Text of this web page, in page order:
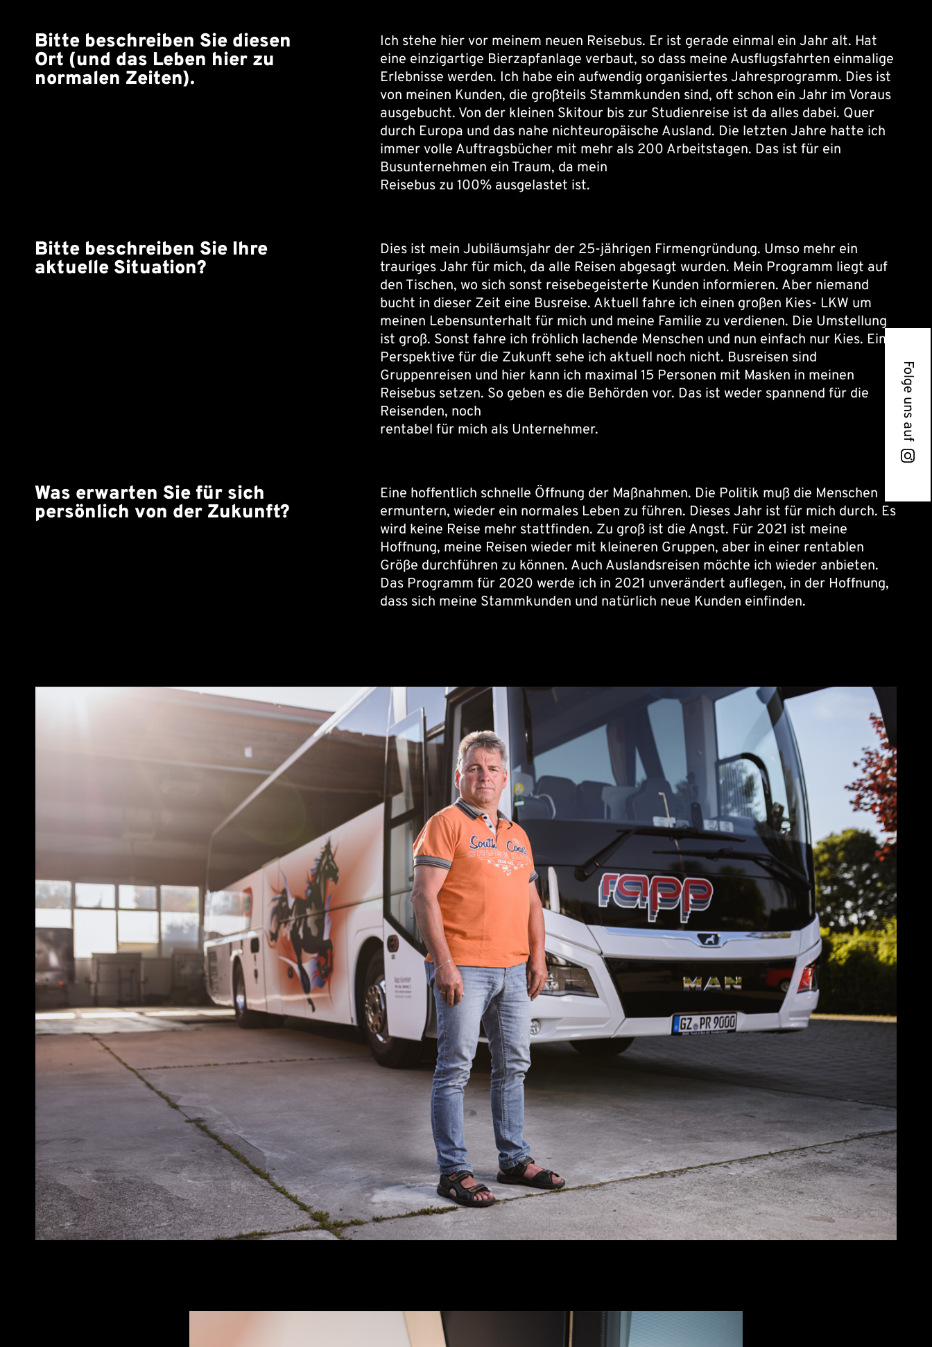
Folge uns auf
Bitte beschreiben Sie diesen
Ort (und das Leben hier zu
normalen Zeiten).
Ich stehe hier vor meinem neuen Reisebus. Er ist gerade einmal ein Jahr alt. Hat
eine einzigartige Bierzapfanlage verbaut, so dass meine Ausflugsfahrten einmalige
Erlebnisse werden. Ich habe ein aufwendig organisiertes Jahresprogramm. Dies ist
von meinen Kunden, die großteils Stammkunden sind, oft schon ein Jahr im Voraus
ausgebucht. Von der kleinen Skitour bis zur Studienreise ist da alles dabei. Quer
durch Europa und das nahe nichteuropäische Ausland. Die letzten Jahre hatte ich
immer volle Auftragsbücher mit mehr als 200 Arbeitstagen. Das ist für ein
Busunternehmen ein Traum, da mein
Reisebus zu 100% ausgelastet ist.
Bitte beschreiben Sie Ihre
aktuelle Situation?
Dies ist mein Jubiläumsjahr der 25-jährigen Firmengründung. Umso mehr ein
trauriges Jahr für mich, da alle Reisen abgesagt wurden. Mein Programm liegt auf
den Tischen, wo sich sonst reisebegeisterte Kunden informieren. Aber niemand
bucht in dieser Zeit eine Busreise. Aktuell fahre ich einen großen Kies- LKW um
meinen Lebensunterhalt für mich und meine Familie zu verdienen. Die Umstellung
ist groß. Sonst fahre ich fröhlich lachende Menschen und nun einfach nur Kies. Eine
Perspektive für die Zukunft sehe ich aktuell noch nicht. Busreisen sind
Gruppenreisen und hier kann ich maximal 15 Personen mit Masken in meinen
Reisebus setzen. So geben es die Behörden vor. Das ist weder spannend für die
Reisenden, noch
rentabel für mich als Unternehmer.
Was erwarten Sie für sich
persönlich von der Zukunft?
Eine hoffentlich schnelle Öffnung der Maßnahmen. Die Politik muß die Menschen
ermuntern, wieder ein normales Leben zu führen. Dieses Jahr ist für mich durch. Es
wird keine Reise mehr stattfinden. Zu groß ist die Angst. Für 2021 ist meine
Hoffnung, meine Reisen wieder mit kleineren Gruppen, aber in einer rentablen
Größe durchführen zu können. Auch Auslandsreisen möchte ich wieder anbieten.
Das Programm für 2020 werde ich in 2021 unverändert auflegen, in der Hoffnung,
dass sich meine Stammkunden und natürlich neue Kunden einfinden.